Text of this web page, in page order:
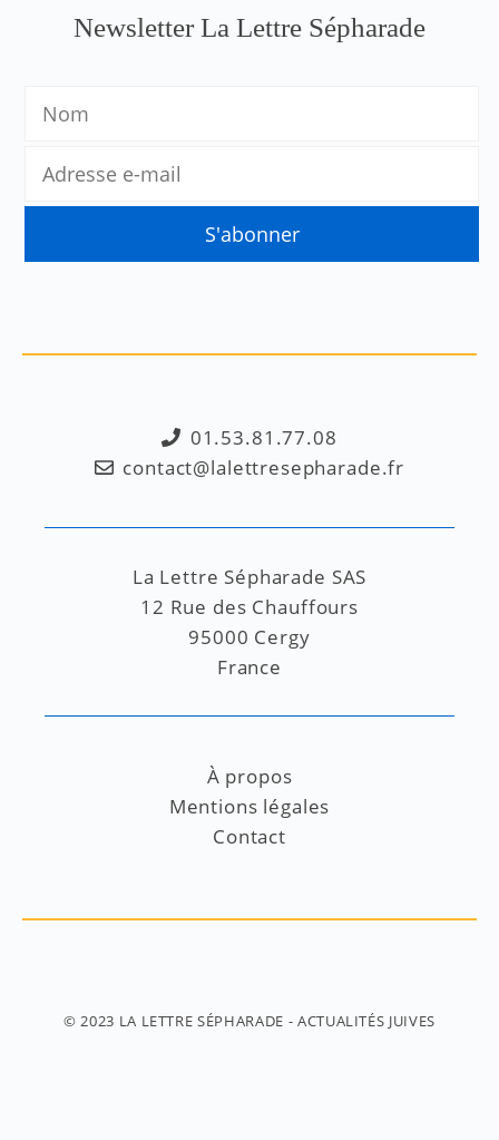
Newsletter La Lettre Sépharade
01.53.81.77.08
contact@lalettresepharade.fr
La Lettre Sépharade SAS
12 Rue des Chauffours
95000 Cergy
France
À propos
Mentions légales
Contact
© 2023 LA LETTRE SÉPHARADE - ACTUALITÉS JUIVES